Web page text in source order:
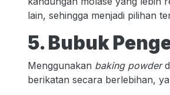
lain, sehingga menjadi pilihan
5. Bubuk
Menggunakan baking powder
berikatan secara berlebihan,